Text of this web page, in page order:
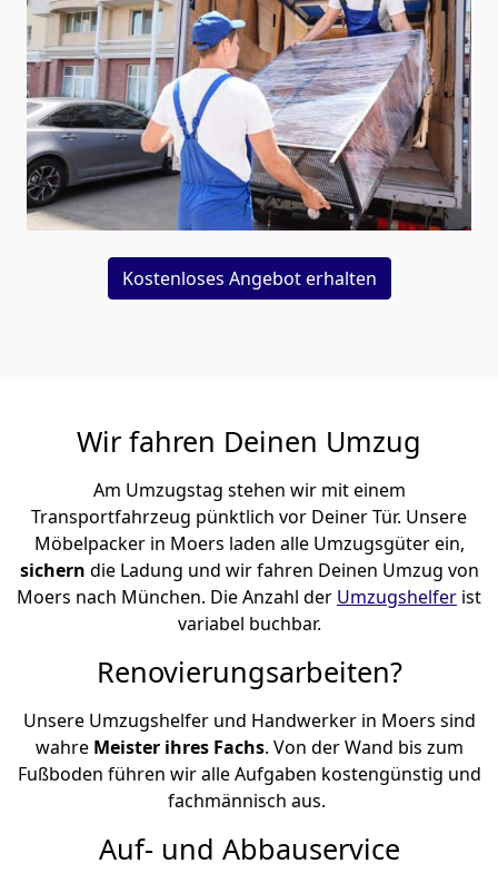
Kostenloses Angebot erhalten
Wir fahren Deinen Umzug
Am Umzugstag stehen wir mit einem
Transportfahrzeug pünktlich vor Deiner Tür. Unsere
Möbelpacker in Moers laden alle Umzugsgüter ein,
sichern die Ladung und wir fahren Deinen Umzug von
Moers nach München. Die Anzahl der Umzugshelfer ist
variabel buchbar.
Renovierungsarbeiten?
Unsere Umzugshelfer und Handwerker in Moers sind
wahre Meister ihres Fachs. Von der Wand bis zum
Fußboden führen wir alle Aufgaben kostengünstig und
fachmännisch aus.
Auf- und Abbauservice